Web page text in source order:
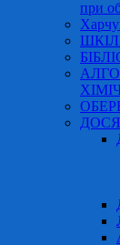
при